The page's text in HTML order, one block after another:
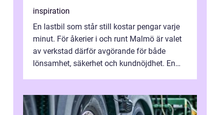
inspiration
En lastbil som står still kostar pengar varje
minut. För åkerier i och runt Malmö är valet
av verkstad därför avgörande för både
lönsamhet, säkerhet och kundnöjdhet. En